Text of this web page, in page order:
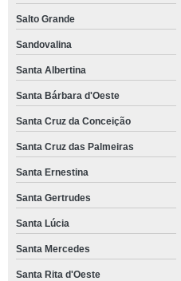
Salto Grande
Sandovalina
Santa Albertina
Santa Bárbara d'Oeste
Santa Cruz da Conceição
Santa Cruz das Palmeiras
Santa Ernestina
Santa Gertrudes
Santa Lúcia
Santa Mercedes
Santa Rita d'Oeste